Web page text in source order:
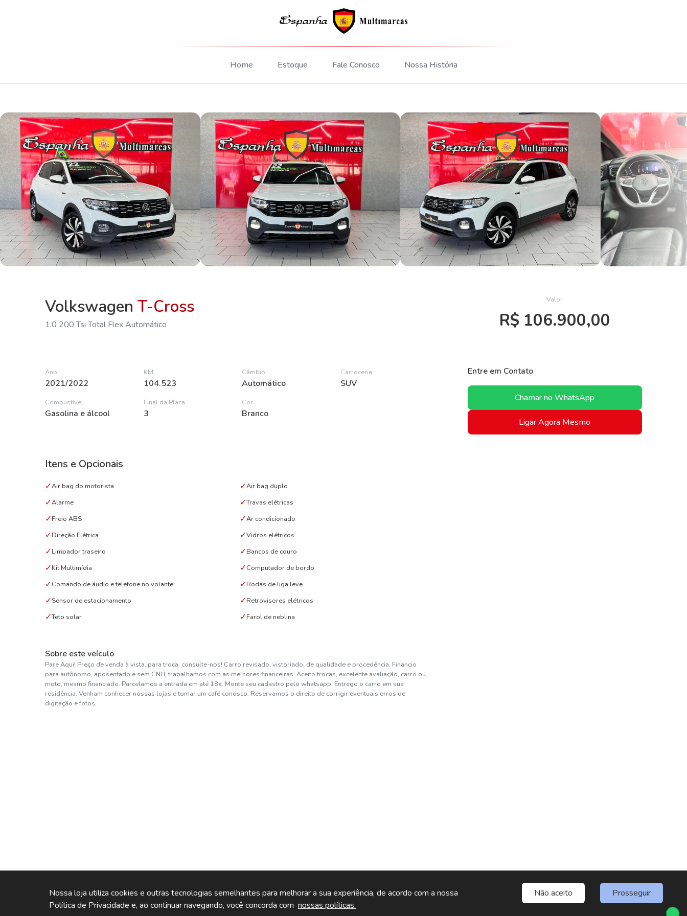
Home Estoque Fale Conosco Nossa História
Volkswagen T-Cross
1.0 200 Tsi Total Flex Automático
Ano
2021/2022
KM
104.523
Câmbio
Automático
Carroceria
SUV
Combustível
Gasolina e álcool
Final da Placa
3
Cor
Branco
Itens e Opcionais
✓Air bag do motorista ✓Air bag duplo
✓Alarme ✓Travas elétricas
✓Freio ABS ✓Ar condicionado
✓Direção Elétrica ✓Vidros elétricos
✓Limpador traseiro ✓Bancos de couro
✓Kit Multimídia ✓Computador de bordo
✓Comando de áudio e telefone no volante ✓Rodas de liga leve
✓Sensor de estacionamento ✓Retrovisores elétricos
✓Teto solar ✓Farol de neblina
Sobre este veículo
Pare Aqui! Preço de venda à vista, para troca, consulte-nos! Carro revisado, vistoriado, de qualidade e procedência. Financio
para autônomo, aposentado e sem CNH, trabalhamos com as melhores financeiras. Aceito trocas, excelente avaliação, carro ou
moto, mesmo financiado. Parcelamos a entrada em até 18x. Monte seu cadastro pelo whatsapp. Entrego o carro em sua
residência. Venham conhecer nossas lojas e tomar um café conosco. Reservamos o direito de corrigir eventuais erros de
digitação e fotos.
Valor
R$ 106.900,00
Entre em Contato
Chamar no WhatsApp
Ligar Agora Mesmo
Nossa loja utiliza cookies e outras tecnologias semelhantes para melhorar a sua experiência, de acordo com a nossa
Política de Privacidade e, ao continuar navegando, você concorda com nossas políticas.
Não aceito Prosseguir